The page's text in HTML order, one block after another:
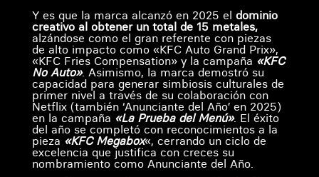
Y es que la marca alcanzó en 2025 el dominio
creativo al obtener un total de 15 metales,
alzándose como el gran referente con piezas
de alto impacto como «KFC Auto Grand Prix»,
«KFC Fries Compensation» y la campaña «KFC
No Auto». Asimismo, la marca demostró su
capacidad para generar simbiosis culturales de
primer nivel a través de su colaboración con
Netflix (también ‘Anunciante del Año’ en 2025)
en la campaña «La Prueba del Menú». El éxito
del año se completó con reconocimientos a la
pieza «KFC Megabox«, cerrando un ciclo de
excelencia que justifica con creces su
nombramiento como Anunciante del Año.